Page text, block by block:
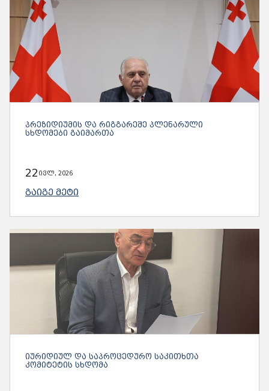
ᲞᲠᲔᲖᲘᲓᲘᲣᲛᲘᲡ ᲓᲐ ᲠᲘᲒᲒᲐᲠᲔᲨᲔ ᲞᲚᲔᲜᲐᲠᲣᲚᲘ
ᲡᲮᲓᲝᲛᲔᲑᲘ ᲒᲐᲘᲛᲐᲠᲗᲐ
22 ივლ, 2026
ᲒᲐᲘᲒᲔ ᲛᲔᲢᲘ
ᲘᲣᲠᲘᲓᲘᲣᲚ ᲓᲐ ᲡᲐᲞᲠᲝᲪᲔᲓᲣᲠᲝ ᲡᲐᲙᲘᲗᲮᲗᲐ
ᲙᲝᲛᲘᲢᲔᲢᲘᲡ ᲡᲮᲓᲝᲛᲐ